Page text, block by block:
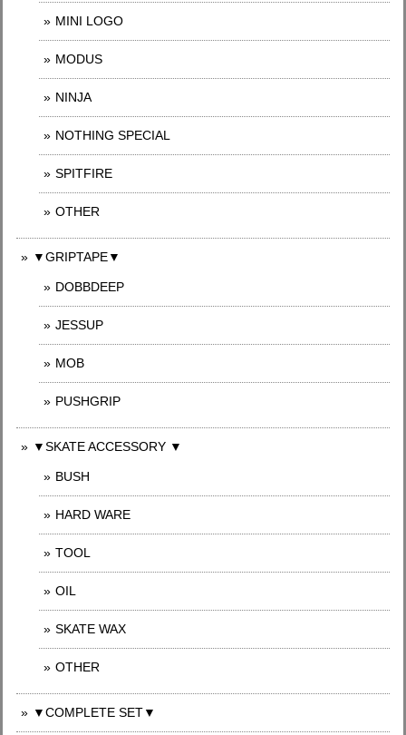
MINI LOGO
MODUS
NINJA
NOTHING SPECIAL
SPITFIRE
OTHER
▼GRIPTAPE▼
DOBBDEEP
JESSUP
MOB
PUSHGRIP
▼SKATE ACCESSORY ▼
BUSH
HARD WARE
TOOL
OIL
SKATE WAX
OTHER
▼COMPLETE SET▼